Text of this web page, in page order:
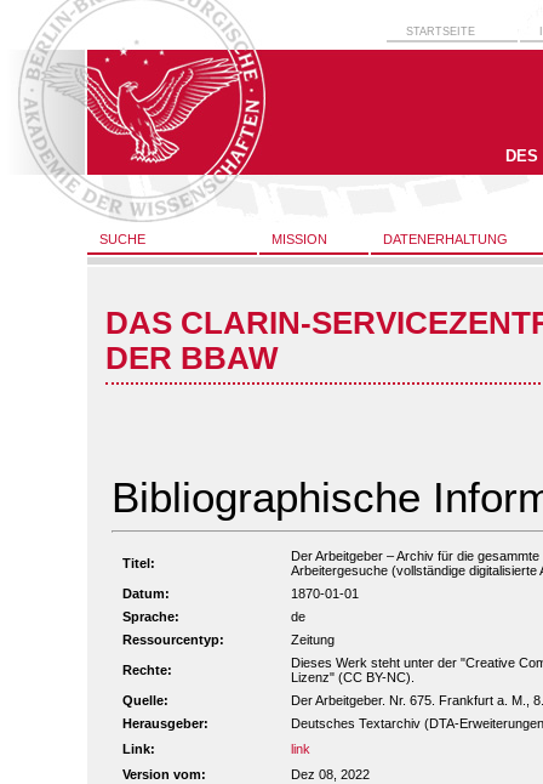
STARTSEITE
SUCHE MISSION DATENERHALTUNG
DAS CLARIN-
DER BBAW
Bibliographische
Titel:
Der Arbeitgeber – Archiv für die
Arbeitergesuche (vollständige digitalisierte
Datum:
1870-01-01
Sprache:
de
Ressourcentyp:
Zeitung
Rechte:
Dieses Werk steht unter der "Creative
Lizenz" (CC BY-NC).
Quelle:
Der Arbeitgeber. Nr. 675. Frankfurt a. M.,
Herausgeber:
Deutsches Textarchiv (DTA-
Link:
link
Version vom:
Dez 08, 2022